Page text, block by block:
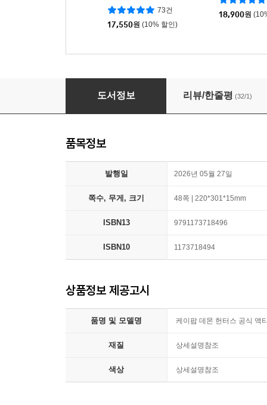
73건
17,550원 (10% 할인)
18,900원
케이팝 데몬 헌터스 공식 액티비티북
도서정보 리뷰/한줄평 (32/1)
품목정보
발행일 2026년 05월 27일
쪽수, 무게, 크기 48쪽 | 220*301*15mm
ISBN13 9791173718496
ISBN10 1173718494
상품정보 제공고시
품명 및 모델명 케이팝 데몬 헌터스 공식 액
재질 상세설명참조
색상 상세설명참조